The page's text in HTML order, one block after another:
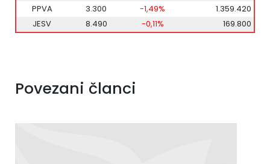
PPVA
3.300 -1,49%
1.359.420
JESV
8.490 -0,11% 169.800
Povezani članci